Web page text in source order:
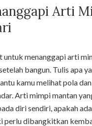
Arti
untuk menanggapi arti
bangun. Tulis apa
kamu melihat pola
Arti mimpi mantan
diri sendiri, apakah
perlu dibangkitkan